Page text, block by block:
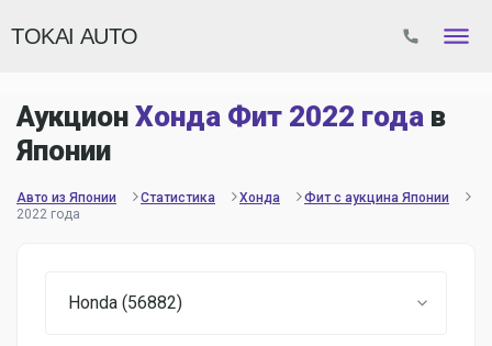
TOKAI AUTO
Аукцион Хонда Фит 2022 года в
Японии
Авто из Японии Статистика Хонда
Фит с аукцина Японии
2022 года
Honda (56882)